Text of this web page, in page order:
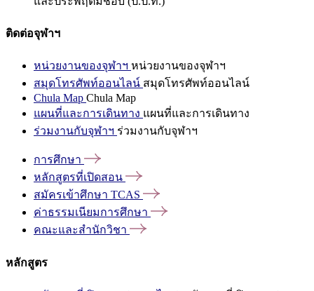
ติดต่อจุฬาฯ
หน่วยงานของจุฬาฯ หน่วยงานของจุฬาฯ
สมุดโทรศัพท์ออนไลน์ สมุดโทรศัพท์ออนไลน์
Chula Map Chula Map
แผนที่และการเดินทาง แผนที่และการเดินทาง
ร่วมงานกับจุฬาฯ ร่วมงานกับจุฬาฯ
การศึกษา
หลักสูตรที่เปิดสอน
สมัครเข้าศึกษา TCAS
ค่าธรรมเนียมการศึกษา
คณะและสำนักวิชา
หลักสูตร